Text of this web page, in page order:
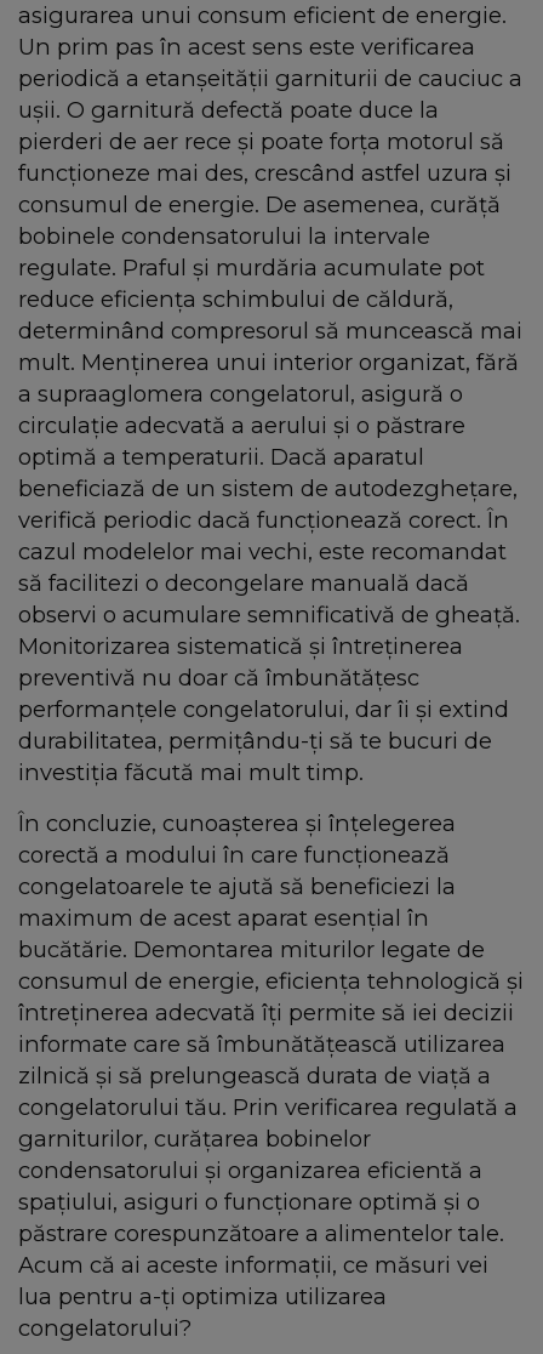
asigurarea unui consum eficient de energie.
Un prim pas în acest sens este verificarea
periodică a etanșeității garniturii de cauciuc a
ușii. O garnitură defectă poate duce la
pierderi de aer rece și poate forța motorul să
funcționeze mai des, crescând astfel uzura și
consumul de energie. De asemenea, curăță
bobinele condensatorului la intervale
regulate. Praful și murdăria acumulate pot
reduce eficiența schimbului de căldură,
determinând compresorul să muncească mai
mult. Menținerea unui interior organizat, fără
a supraaglomera congelatorul, asigură o
circulație adecvată a aerului și o păstrare
optimă a temperaturii. Dacă aparatul
beneficiază de un sistem de autodezghețare,
verifică periodic dacă funcționează corect. În
cazul modelelor mai vechi, este recomandat
să facilitezi o decongelare manuală dacă
observi o acumulare semnificativă de gheață.
Monitorizarea sistematică și întreținerea
preventivă nu doar că îmbunătățesc
performanțele congelatorului, dar îi și extind
durabilitatea, permițându-ți să te bucuri de
investiția făcută mai mult timp.
În concluzie, cunoașterea și înțelegerea
corectă a modului în care funcționează
congelatoarele te ajută să beneficiezi la
maximum de acest aparat esențial în
bucătărie. Demontarea miturilor legate de
consumul de energie, eficiența tehnologică și
întreținerea adecvată îți permite să iei decizii
informate care să îmbunătățească utilizarea
zilnică și să prelungească durata de viață a
congelatorului tău. Prin verificarea regulată a
garniturilor, curățarea bobinelor
condensatorului și organizarea eficientă a
spațiului, asiguri o funcționare optimă și o
păstrare corespunzătoare a alimentelor tale.
Acum că ai aceste informații, ce măsuri vei
lua pentru a-ți optimiza utilizarea
congelatorului?